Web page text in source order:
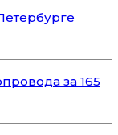
за 165